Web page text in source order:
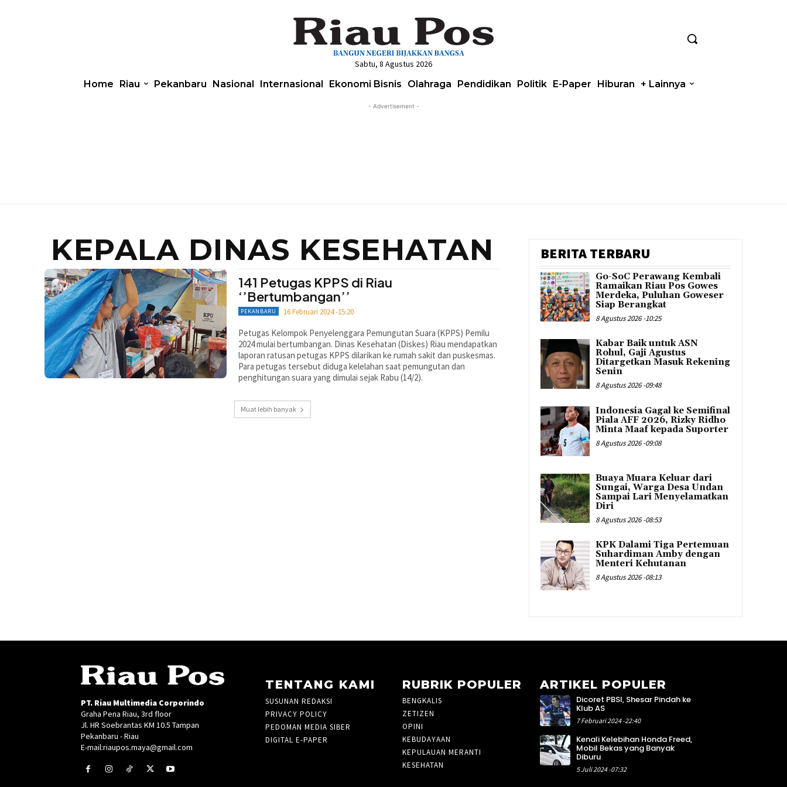
Sabtu, 8 Agustus 2026
Home Riau Pekanbaru Nasional Internasional Ekonomi Bisnis Olahraga Pendidikan Politik E-Paper Hiburan + Lainnya
- Advertisement -
KEPALA DINAS KESEHATAN
141 Petugas KPPS di Riau
‘’Bertumbangan’’
PEKANBARU 16 Februari 2024 -15:20
Petugas Kelompok Penyelenggara Pemungutan Suara (KPPS) Pemilu
2024 mulai bertumbangan. Dinas Kesehatan (Diskes) Riau mendapatkan
laporan ratusan petugas KPPS dilarikan ke rumah sakit dan puskesmas.
Para petugas tersebut diduga kelelahan saat pemungutan dan
penghitungan suara yang dimulai sejak Rabu (14/2).
Muat lebih banyak
BERITA TERBARU
Go-SoC Perawang Kembali
Ramaikan Riau Pos Gowes
Merdeka, Puluhan Goweser
Siap Berangkat
8 Agustus 2026 -10:25
Kabar Baik untuk ASN
Rohul, Gaji Agustus
Ditargetkan Masuk Rekening
Senin
8 Agustus 2026 -09:48
Indonesia Gagal ke Semifinal
Piala AFF 2026, Rizky Ridho
Minta Maaf kepada Suporter
8 Agustus 2026 -09:08
Buaya Muara Keluar dari
Sungai, Warga Desa Undan
Sampai Lari Menyelamatkan
Diri
8 Agustus 2026 -08:53
KPK Dalami Tiga Pertemuan
Suhardiman Amby dengan
Menteri Kehutanan
8 Agustus 2026 -08:13
PT. Riau Multimedia Corporindo
Graha Pena Riau, 3rd floor
Jl. HR Soebrantas KM 10.5 Tampan
Pekanbaru - Riau
E-mail:riaupos.maya@gmail.com
TENTANG KAMI
SUSUNAN REDAKSI
PRIVACY POLICY
PEDOMAN MEDIA SIBER
DIGITAL E-PAPER
RUBRIK POPULER
BENGKALIS
ZETIZEN
OPINI
KEBUDAYAAN
KEPULAUAN MERANTI
KESEHATAN
ARTIKEL POPULER
Dicoret PBSI, Shesar Pindah ke
Klub AS
7 Februari 2024 -22:40
Kenali Kelebihan Honda Freed,
Mobil Bekas yang Banyak
Diburu
5 Juli 2024 -07:32